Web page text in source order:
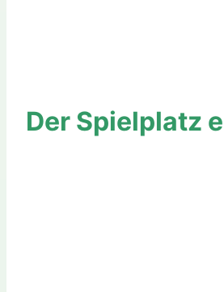
Der Spielplatz